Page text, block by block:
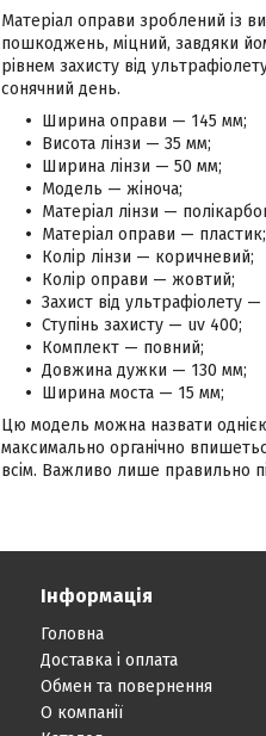
Матеріал оправи зроблений із
пошкоджень, міцний, завдяки
рівнем захисту від
сонячний день.
Ширина оправи — 145 мм;
Висота лінзи — 35 мм;
Ширина лінзи — 50 мм;
Модель — жіноча;
Матеріал лінзи —
Матеріал оправи — пластик;
Колір лінзи — коричневий;
Колір оправи — жовтий;
Захист від ультрафіолету —
Ступінь захисту — uv 400;
Комплект — повний;
Довжина дужки — 130 мм;
Ширина моста — 15 мм;
Цю модель можна назвати однією
максимально органічно
всім. Важливо лише правильно
Інформація
Головна
Доставка і оплата
Обмен та повернення
О компанії